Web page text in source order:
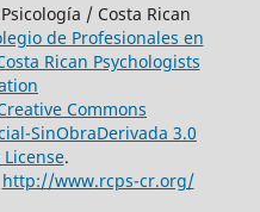
/ Costa Rican
de Profesionales en
Rican Psychologists
Commons
SinObraDerivada 3.0
License.
http://www.rcps-cr.org/